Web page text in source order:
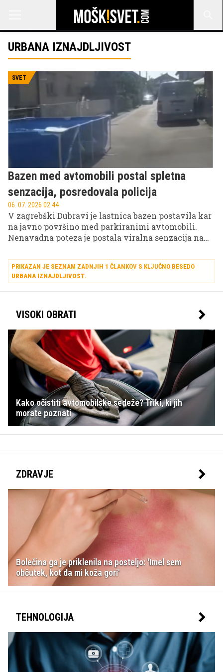
URBANA IZNAJDLJIVOST
SVET
Bazen med avtomobili postal spletna
senzacija, posredovala policija
06. 07. 2026 02.44
V zagrebški Dubravi je lastnica bazen postavila kar
na javno površino med parkiranimi avtomobili.
Nenavadna poteza je postala viralna senzacija na
iznajdljivostjo in drzno kršitvijo.
PRIKAZAN JE SEZNAM ZADNJIH 1 ČLANKOV S KLJUČNO BESEDO
URBANA IZNAJDLJIVOST.
VISOKI OBRATI
Kako očistiti avtomobilske sedeže? Triki, ki jih
morate poznati
ZDRAVJE
Bolečina ga je priklenila na posteljo: 'Imel sem
občutek, kot da mi koža gori'
TEHNOLOGIJA